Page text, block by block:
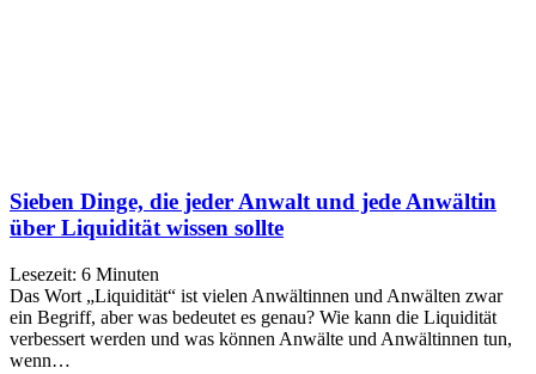
Sieben Dinge, die jeder Anwalt und jede Anwältin
über Liquidität wissen sollte
Lesezeit: 6 Minuten
Das Wort „Liquidität“ ist vielen Anwältinnen und Anwälten zwar
ein Begriff, aber was bedeutet es genau? Wie kann die Liquidität
verbessert werden und was können Anwälte und Anwältinnen tun,
wenn…